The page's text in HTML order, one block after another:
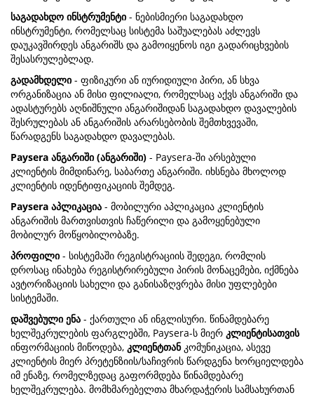
საგადახდო ინსტრუმენტი - ნებისმიერი საგადახდო
ინსტრუმენტი, რომელსაც სისტემა საშუალებას აძლევს
დაუკავშირდეს ანგარიშს და გამოიყენოს იგი გადარიცხვების
შესასრულებლად.
გადამხდელი - ფიზიკური ან იურიდიული პირი, ან სხვა
ორგანიზაცია ან მისი ფილიალი, რომელსაც აქვს ანგარიში და
ადასტურებს აღნიშნული ანგარიშიდან საგადახდო დავალების
შესრულებას ან ანგარიშის არარსებობის შემთხვევაში,
წარადგენს საგადახდო დავალებას.
Paysera ანგარიში (ანგარიში) - Paysera-ში არსებული
კლიენტის მიმდინარე, საბართე ანგარიში. იხსნება მხოლოდ
კლიენტის იდენტიფიკაციის შემდეგ.
Paysera აპლიკაცია - მობილური აპლიკაცია კლიენტის
ანგარიშის მართვისთვის ჩაწერილი და გამოყენებული
მობილურ მოწყობილობაზე.
პროფილი - სისტემაში რეგისტრაციის შედეგი, რომლის
დროსაც ინახება რეგისტრირებული პირის მონაცემები, იქმნება
ავტორიზაციის სახელი და განისაზღვრება მისი უფლებები
სისტემაში.
დაშვებული ენა - ქართული ან ინგლისური. წინამდებარე
ხელშეკრულების ფარგლებში, Paysera-ს მიერ კლიენტისათვის
ინფორმაციის მიწოდება, კლიენტთანკომუნიკაცია, ასევე
კლიენტის მიერ პრეტენზიის/საჩივრის წარდგენა ხორციელდება
იმ ენაზე, რომელზედაც გაფორმდება წინამდებარე
ხელშეკრულება. მომხმარებელთა მხარდაჭერის სამსახურთან